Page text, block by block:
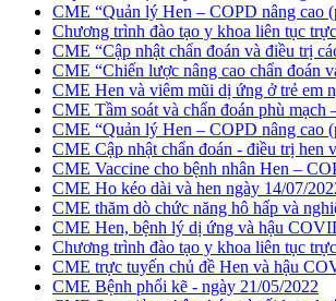
CME “Quản lý Hen – COPD nâng cao
Chương trình đào tạo y khoa liên tục
CME “Cập nhật chẩn đoán và điều trị
CME “Chiến lược nâng cao chẩn đoán
CME Hen và viêm mũi dị ứng ở trẻ em
CME Tầm soát và chẩn đoán phù
CME “Quản lý Hen – COPD nâng cao
CME Cập nhật chẩn đoán - điều trị hen
CME Vaccine cho bệnh nhân Hen –
CME Ho kéo dài và hen ngày 14/07/
CME thăm dò chức năng hô hấp và
CME Hen, bệnh lý dị ứng và hậu
Chương trình đào tạo y khoa liên tục
CME trực tuyến chủ đề Hen và hậu
CME Bệnh phổi kẽ - ngày 21/05/2022